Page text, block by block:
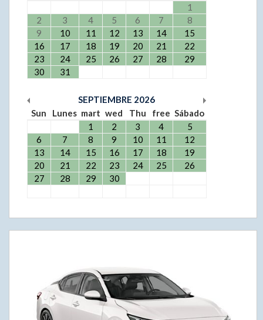
1
2
3 4 5 6 7
8
9
10 11 12 13 14
15
16
17 18 19 20 21
22
23
24 25 26 27 28
29
30
31
SEPTIEMBRE 2026
Sun
Lunes mart wed Thu free Sábado
1
2 3 4
5
6
7 8 9 10 11
12
13
14 15 16 17 18
19
20
21 22 23 24 25
26
27
28 29 30